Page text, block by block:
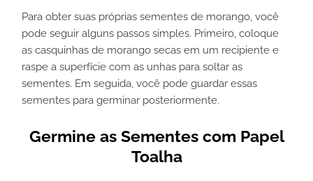
Para obter suas próprias sementes de morango, você
pode seguir alguns passos simples. Primeiro, coloque
as casquinhas de morango secas em um recipiente e
raspe a superfície com as unhas para soltar as
sementes. Em seguida, você pode guardar essas
sementes para germinar posteriormente.
Germine as Sementes com Papel
Toalha